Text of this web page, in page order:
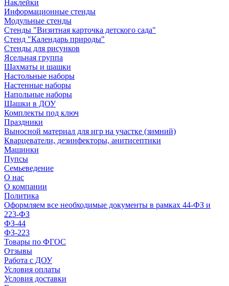
Наклейки
Информационные стенды
Модульные стенды
Стенды "Визитная карточка детского сада"
Стенд "Календарь природы"
Стенды для рисунков
Ясельная группа
Шахматы и шашки
Настольные наборы
Настенные наборы
Напольные наборы
Шашки в ДОУ
Комплекты под ключ
Праздники
Выносной материал для игр на участке (зимний)
Кварцеватели, дезинфекторы, анитисептики
Машинки
Пупсы
Семьеведение
О нас
О компании
Политика
Оформляем все необходимые документы в рамках 44-ФЗ и
223-ФЗ
ФЗ-44
ФЗ-223
Товары по ФГОС
Отзывы
Работа с ДОУ
Условия оплаты
Условия доставки